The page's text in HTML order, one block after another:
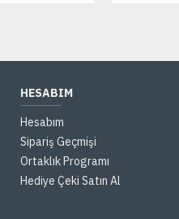
HESABIM
Hesabım
Sipariş Geçmişi
Ortaklık Programı
Hediye Çeki Satın Al